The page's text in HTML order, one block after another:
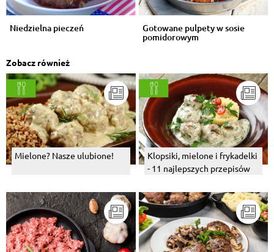
Niedzielna pieczeń Gotowane pulpety w sosie
pomidorowym
Zobacz również
Mielone? Nasze ulubione!
Klopsiki, mielone i frykadelki
- 11 najlepszych przepisów